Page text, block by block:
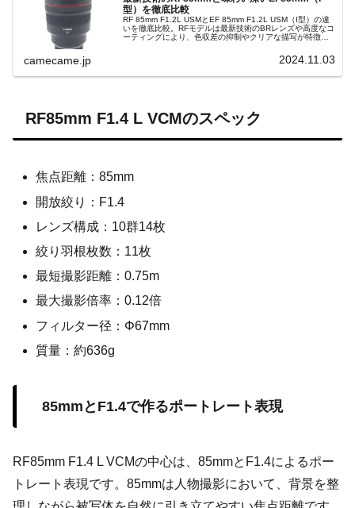
型）を徹底比較
RF 85mm F1.2L USMとEF 85mm F1.2L USM（I型）の違
いを徹底比較。RFモデルは最新技術のBRレンズや高度なコ
ーティングにより、色収差の抑制やクリアな描写が特徴。
パフォーマンスの高い選択肢です。それぞれのレンズの特
徴、コストパフォーマンス、投資価値を詳しく解説し、ユ
camecame.jp 2024.11.03
RF85mm F1.4 L VCMのスペック
焦点距離：85mm
開放絞り：F1.4
レンズ構成：10群14枚
絞り羽根枚数：11枚
最短撮影距離：0.75m
最大撮影倍率：0.12倍
フィルター径：Φ67mm
質量：約636g
85mmとF1.4で作るポートレート表現
RF85mm F1.4 L VCMの中心は、85mmとF1.4によるポー
トレート表現です。85mmは人物撮影において、背景を整